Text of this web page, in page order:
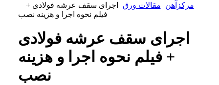
مرکزآهن
مقالات ورق
اجرای سقف عرشه فولادی +
فیلم نحوه اجرا و هزینه نصب
اجرای سقف عرشه فولادی
+ فیلم نحوه اجرا و هزینه
نصب